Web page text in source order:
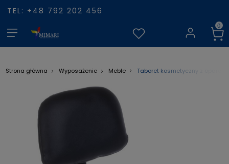
TEL: +48 792 202 456
Strona główna Wyposażenie Meble Taboret kosmetyczny z